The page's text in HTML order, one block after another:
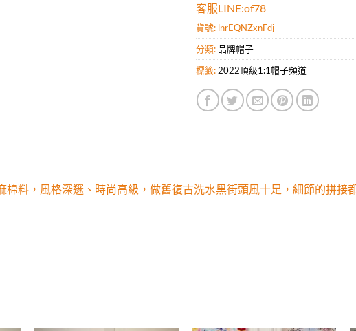
客服LINE:of78
貨號: lnrEQNZxnFdj
分類: 品牌帽子
標籤: 2022頂級1:1帽子頻道
棉料，風格深邃、時尚高級，做舊復古洗水黑街頭風十足，細節的拼接